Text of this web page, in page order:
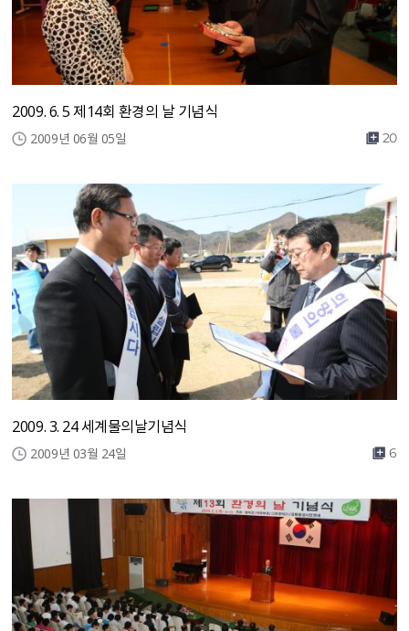
2009. 6. 5 제14회 환경의 날 기념식
2009년 06월 05일 20
2009. 3. 24 세계물의날기념식
2009년 03월 24일 6